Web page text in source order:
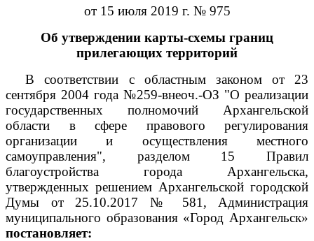
от 15 июля 2019 г. № 975
Об утверждении карты-схемы границ
прилегающих территорий
В соответствии с областным законом от 23
сентября 2004 года №259-внеоч.-ОЗ "О реализации
государственных полномочий Архангельской
области в сфере правового регулирования
организации и осуществления местного
самоуправления", разделом 15 Правил
благоустройства города Архангельска,
утвержденных решением Архангельской городской
Думы от 25.10.2017 № 581, Администрация
муниципального образования «Город Архангельск»
постановляет: